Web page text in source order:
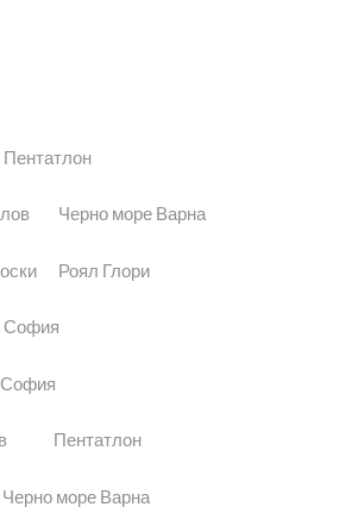
Черно море Варна
Роял Глори
Пентатлон
море Варна